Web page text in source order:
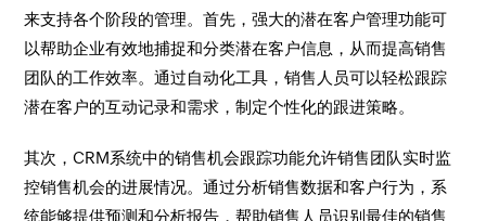
来支持各个阶段的管理。首先，强大的潜在客户管理功能可
以帮助企业有效地捕捉和分类潜在客户信息，从而提高销售
团队的工作效率。通过自动化工具，销售人员可以轻松跟踪
潜在客户的互动记录和需求，制定个性化的跟进策略。
其次，CRM系统中的销售机会跟踪功能允许销售团队实时监
控销售机会的进展情况。通过分析销售数据和客户行为，系
统能够提供预测和分析报告，帮助销售人员识别最佳的销售